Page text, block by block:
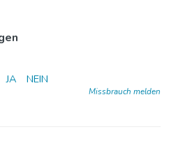
JA NEIN
Missbrauch melden